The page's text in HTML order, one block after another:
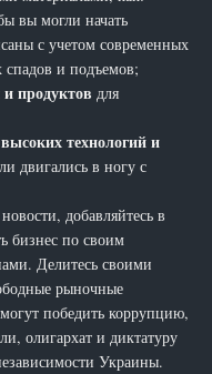
вы могли начать
с учетом современных
спадов и подъемов;
продуктов для
технологий и
двигались в ногу с
добавляйтесь в
бизнес по своим
Делитесь своими
рыночные
победить коррупцию,
олигархат и диктатуру
Украины.